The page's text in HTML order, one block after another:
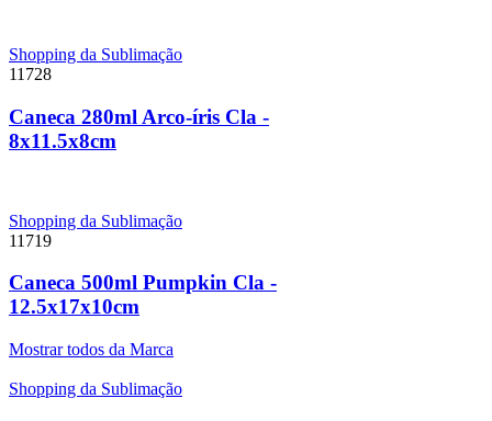
Shopping da Sublimação
11728
Caneca 280ml Arco-íris Cla -
8x11.5x8cm
Shopping da Sublimação
11719
Caneca 500ml Pumpkin Cla -
12.5x17x10cm
Mostrar todos da Marca
Shopping da Sublimação